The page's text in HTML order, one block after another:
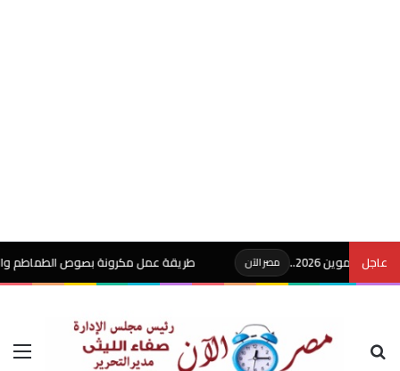
عاجل
2026.. مصر الآن طريقة عمل مكرونة بصوص الطماطم والريحان
بحث عن